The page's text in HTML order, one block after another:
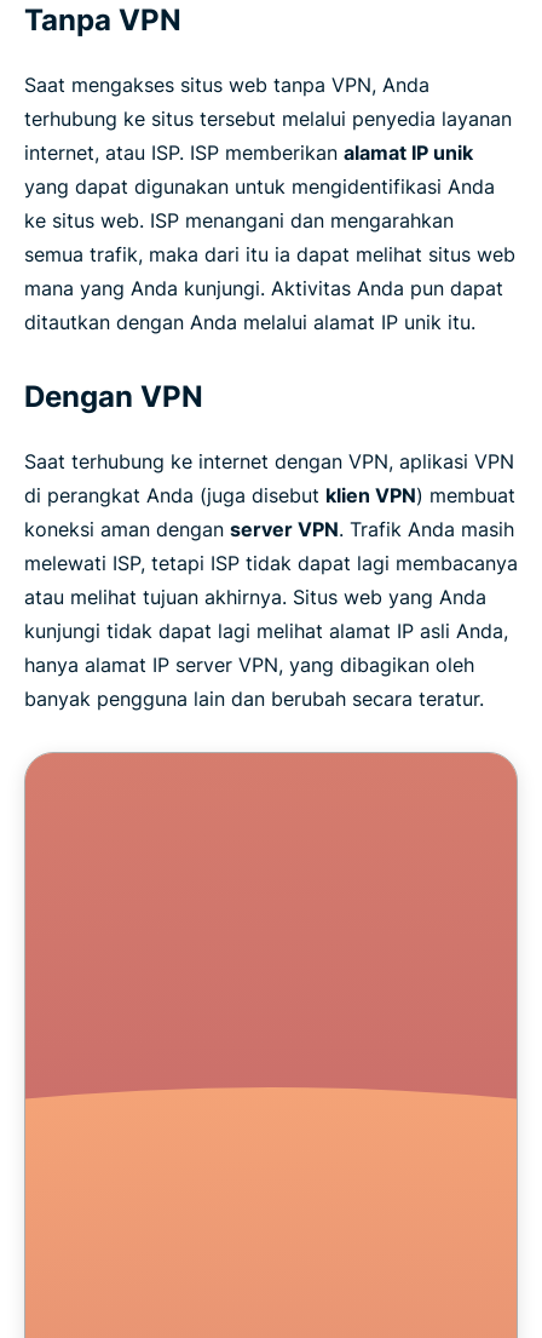
Tanpa VPN
Saat mengakses situs web tanpa VPN, Anda
terhubung ke situs tersebut melalui penyedia layanan
internet, atau ISP. ISP memberikan alamat IP unik
yang dapat digunakan untuk mengidentifikasi Anda
ke situs web. ISP menangani dan mengarahkan
semua trafik, maka dari itu ia dapat melihat situs web
mana yang Anda kunjungi. Aktivitas Anda pun dapat
ditautkan dengan Anda melalui alamat IP unik itu.
Dengan VPN
Saat terhubung ke internet dengan VPN, aplikasi VPN
di perangkat Anda (juga disebut klien VPN) membuat
koneksi aman dengan server VPN. Trafik Anda masih
melewati ISP, tetapi ISP tidak dapat lagi membacanya
atau melihat tujuan akhirnya. Situs web yang Anda
kunjungi tidak dapat lagi melihat alamat IP asli Anda,
hanya alamat IP server VPN, yang dibagikan oleh
banyak pengguna lain dan berubah secara teratur.